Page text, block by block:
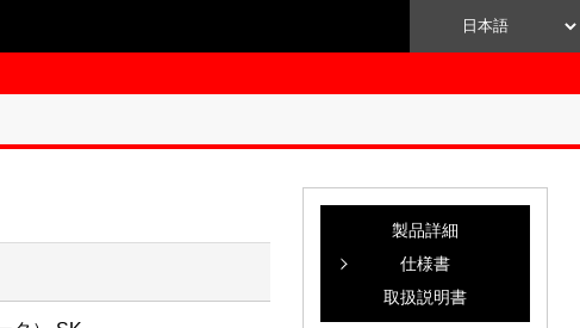
製品詳細
仕様書
取扱説明書